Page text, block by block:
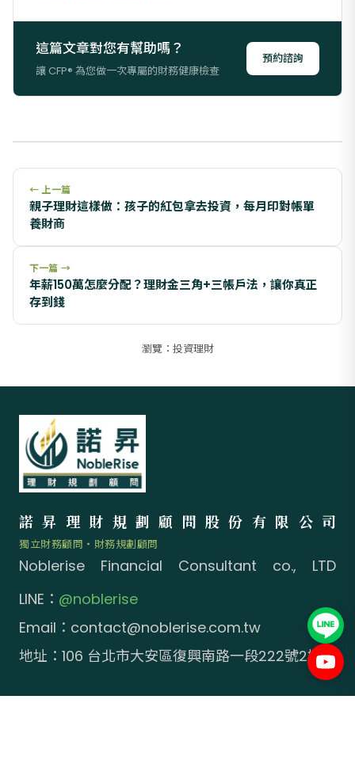
這篇文章對您有幫助嗎？
讓 CFP® 為您做一次專屬的財務健康檢查
預約諮詢
← 上一篇
親子理財這樣做：孩子的紅包拿去投資，每月印對帳單
養財商
下一篇 →
年薪150萬怎麼分配？理財金三角+三帳戶法，讓你真正
存到錢
瀏覽：投資理財
諾昇理財規劃顧問股份有限公司
獨立財務顧問・財務規劃顧問
Noblerise Financial Consultant co., LTD
LINE： @noblerise
Email： contact@noblerise.com.tw
地址：106 台北市大安區復興南路一段222號2樓